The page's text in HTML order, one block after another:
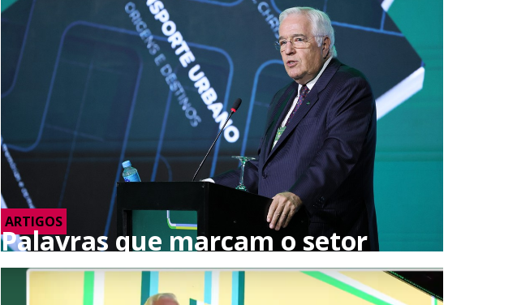
ARTIGOS
Palavras que marcam o setor